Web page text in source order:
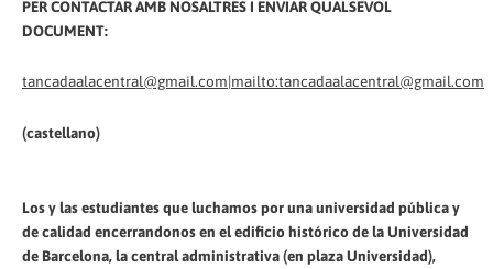
PER CONTACTAR AMB NOSALTRES I ENVIAR QUALSEVOL
DOCUMENT:
tancadaalacentral@gmail.com|mailto:tancadaalacentral@gmail.com
(castellano)
Los y las estudiantes que luchamos por una universidad pública y
de calidad encerrandonos en el edificio histórico de la Universidad
de Barcelona, la central administrativa (en plaza Universidad),